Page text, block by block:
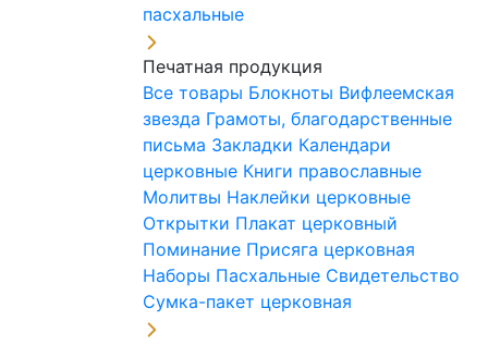
пасхальные
Печатная продукция
Все товары Блокноты Вифлеемская
звезда Грамоты, благодарственные
письма Закладки Календари
церковные Книги православные
Молитвы Наклейки церковные
Открытки Плакат церковный
Поминание Присяга церковная
Наборы Пасхальные Свидетельство
Сумка-пакет церковная